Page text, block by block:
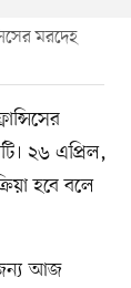
মরদেহ
২৬ এপ্রিল,
হবে বলে
জন্য আজ